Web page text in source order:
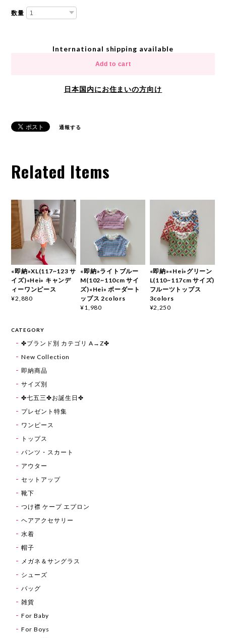
数量
International shipping available
Add to cart
日本国内にお住まいの方向け
通報する
Related Items
«即納»XL(117~123 サ
イズ)«Hei» キャンデ
ィーワンピース
¥2,880
«即納»ライトブルー
M(102~110cm サイ
ズ)«Hei» ボーダート
ップス 2colors
¥1,980
«即納»«Hei»グリーン
L(110~117cm サイズ)
フルーツトップス
3colors
¥2,250
CATEGORY
✤ブランド別 カテゴリ A→Z✤
New Collection
即納商品
サイズ別
✤七五三✤お誕生日✤
プレゼント特集
ワンピース
トップス
パンツ・スカート
アウター
セットアップ
靴下
つけ襟 ケープ エプロン
ヘアアクセサリー
水着
帽子
メガネ＆サングラス
シューズ
バッグ
雑貨
For Baby
For Boys